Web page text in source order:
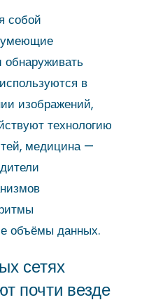
собой
умеющие
обнаруживать
используются в
изображений,
технологию
медицина —
объёмы данных.
сетях
почти везде